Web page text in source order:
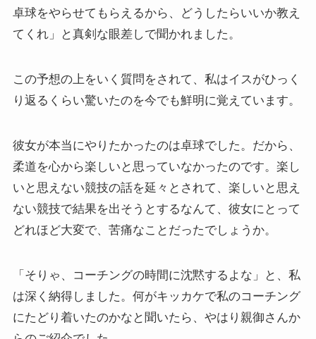
卓球をやらせてもらえるから、どうしたらいいか教え
てくれ」と真剣な眼差しで聞かれました。
この予想の上をいく質問をされて、私はイスがひっく
り返るくらい驚いたのを今でも鮮明に覚えています。
彼女が本当にやりたかったのは卓球でした。だから、
柔道を心から楽しいと思っていなかったのです。楽し
いと思えない競技の話を延々とされて、楽しいと思え
ない競技で結果を出そうとするなんて、彼女にとって
どれほど大変で、苦痛なことだったでしょうか。
「そりゃ、コーチングの時間に沈黙するよな」と、私
は深く納得しました。何がキッカケで私のコーチング
にたどり着いたのかなと聞いたら、やはり親御さんか